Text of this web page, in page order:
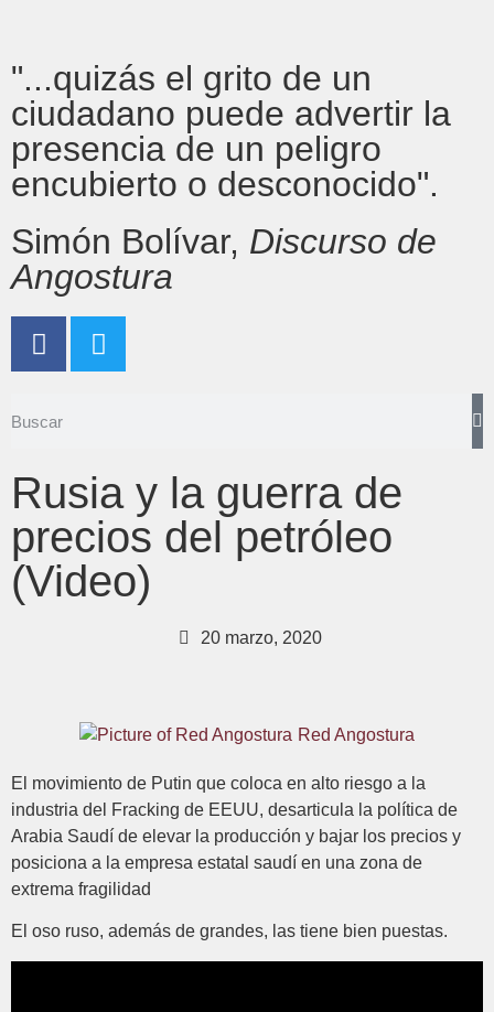
"...quizás el grito de un
ciudadano puede advertir la
presencia de un peligro
encubierto o desconocido".
Simón Bolívar, Discurso de
Angostura
Rusia y la guerra de
precios del petróleo
(Video)
20 marzo, 2020
Red Angostura
El movimiento de Putin que coloca en alto riesgo a la
industria del Fracking de EEUU, desarticula la política de
Arabia Saudí de elevar la producción y bajar los precios y
posiciona a la empresa estatal saudí en una zona de
extrema fragilidad
El oso ruso, además de grandes, las tiene bien puestas.